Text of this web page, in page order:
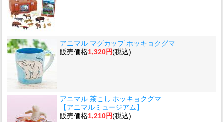
アニマル マグカップ ホッキョクグマ
販売価格1,320円(税込)
アニマル 茶こし ホッキョクグマ
【アニマルミュージアム】
販売価格1,210円(税込)